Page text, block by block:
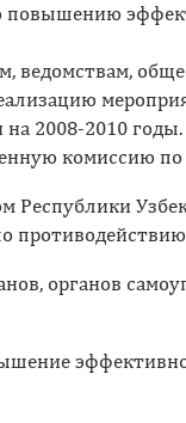
ведомствам,
2008-2010 годы.
комиссию
Республики
органов